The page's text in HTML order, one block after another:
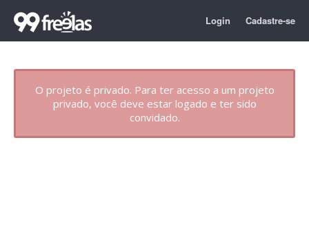
Login Cadastre-se
O projeto é privado. Para ter acesso a um projeto
privado, você deve estar logado e ter sido
convidado.